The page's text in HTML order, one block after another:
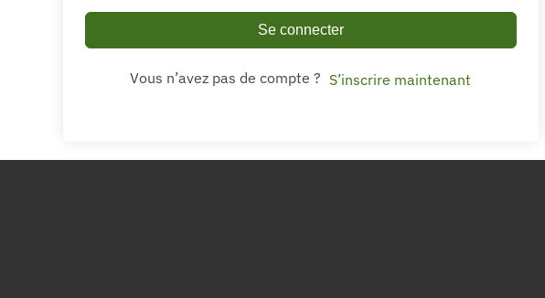
Se connecter
Vous n’avez pas de compte ? S’inscrire maintenant